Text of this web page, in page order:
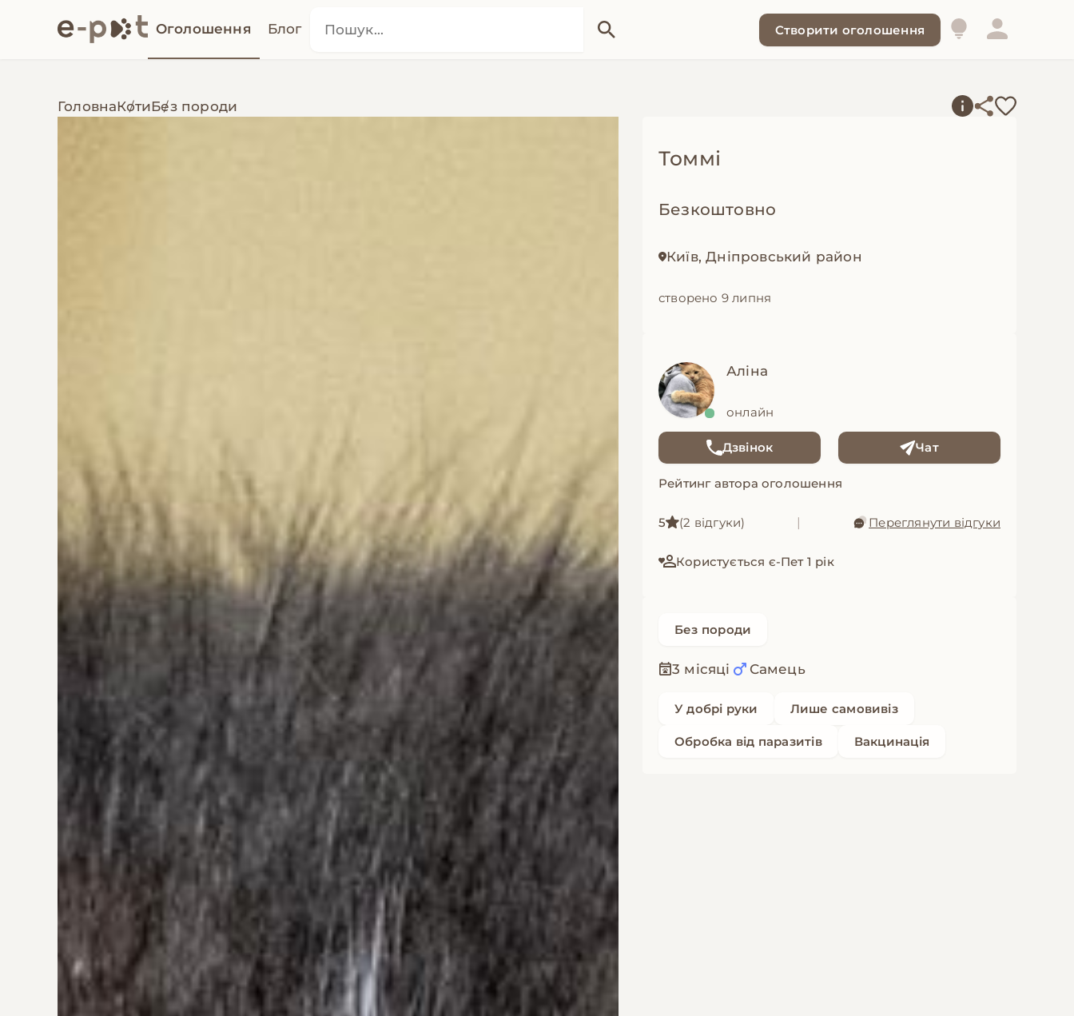
Оголошення Блог Створити оголошення
ГоловнаКотиБез породи
Томмі
Безкоштовно
Київ, Дніпровський район
створено 9 липня
Аліна
онлайн
Дзвінок Чат
Рейтинг автора оголошення
5 (2 відгуки) | Переглянути відгуки
Користується є-Пет 1 рік
Без породи
3 місяці Самець
У добрі руки Лише самовивіз
Обробка від паразитів Вакцинація